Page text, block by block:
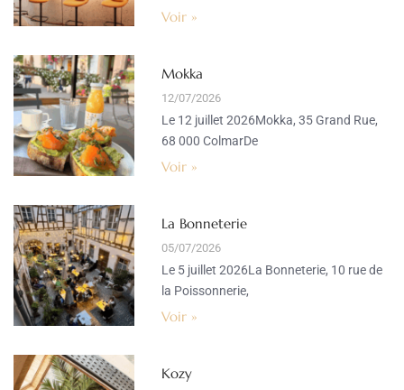
Voir »
Mokka
12/07/2026
Le 12 juillet 2026Mokka, 35 Grand Rue,
68 000 ColmarDe
Voir »
La Bonneterie
05/07/2026
Le 5 juillet 2026La Bonneterie, 10 rue de
la Poissonnerie,
Voir »
Kozy